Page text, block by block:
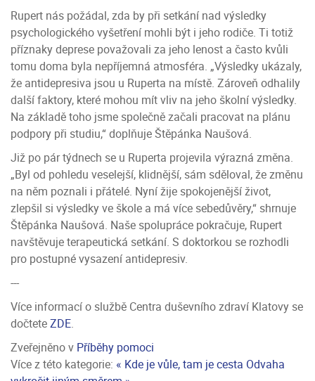
Rupert nás požádal, zda by při setkání nad výsledky
psychologického vyšetření mohli být i jeho rodiče. Ti totiž
příznaky deprese považovali za jeho lenost a často kvůli
tomu doma byla nepříjemná atmosféra. „Výsledky ukázaly,
že antidepresiva jsou u Ruperta na místě. Zároveň odhalily
další faktory, které mohou mít vliv na jeho školní výsledky.
Na základě toho jsme společně začali pracovat na plánu
podpory při studiu,“ doplňuje Štěpánka Naušová.
Již po pár týdnech se u Ruperta projevila výrazná změna.
„Byl od pohledu veselejší, klidnější, sám sděloval, že změnu
na něm poznali i přátelé. Nyní žije spokojenější život,
zlepšil si výsledky ve škole a má více sebedůvěry,“ shrnuje
Štěpánka Naušová. Naše spolupráce pokračuje, Rupert
navštěvuje terapeutická setkání. S doktorkou se rozhodli
pro postupné vysazení antidepresiv.
---
Více informací o službě Centra duševního zdraví Klatovy se
dočteteZDE.
Zveřejněno v Příběhy pomoci
Více z této kategorie: « Kde je vůle, tam je cesta Odvaha